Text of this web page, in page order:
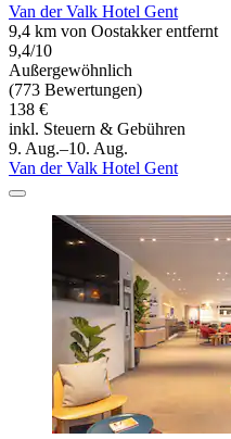
Van der Valk Hotel Gent
9,4 km von Oostakker entfernt
9,4/10
Außergewöhnlich
(773 Bewertungen)
138 €
inkl. Steuern & Gebühren
9. Aug.–10. Aug.
Van der Valk Hotel Gent